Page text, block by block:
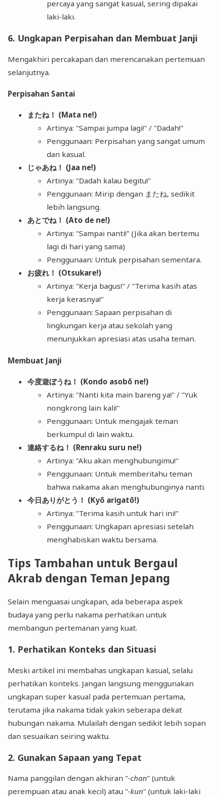
percaya yang sangat kasual, sering dipakai
laki-laki.
6. Ungkapan Perpisahan dan Membuat Janji
Mengakhiri percakapan dan merencanakan pertemuan
selanjutnya.
Perpisahan Santai
またね！ (Mata ne!)
Artinya: "Sampai jumpa lagi!" / "Dadah!"
Penggunaan: Perpisahan yang sangat umum
dan kasual.
じゃあね！ (Jaa ne!)
Artinya: "Dadah kalau begitu!"
Penggunaan: Mirip dengan またね, sedikit
lebih langsung.
あとでね！ (Ato de ne!)
Artinya: "Sampai nanti!" (Jika akan bertemu
lagi di hari yang sama)
Penggunaan: Untuk perpisahan sementara.
お疲れ！ (Otsukare!)
Artinya: "Kerja bagus!" / "Terima kasih atas
kerja kerasnya!"
Penggunaan: Sapaan perpisahan di
lingkungan kerja atau sekolah yang
menunjukkan apresiasi atas usaha teman.
Membuat Janji
今度遊ぼうね！ (Kondo asobō ne!)
Artinya: "Nanti kita main bareng ya!" / "Yuk
nongkrong lain kali!"
Penggunaan: Untuk mengajak teman
berkumpul di lain waktu.
連絡するね！ (Renraku suru ne!)
Artinya: "Aku akan menghubungimu!"
Penggunaan: Untuk memberitahu teman
bahwa nakama akan menghubunginya nanti.
今日ありがとう！ (Kyō arigatō!)
Artinya: "Terima kasih untuk hari ini!"
Penggunaan: Ungkapan apresiasi setelah
menghabiskan waktu bersama.
Tips Tambahan untuk Bergaul
Akrab dengan Teman Jepang
Selain menguasai ungkapan, ada beberapa aspek
budaya yang perlu nakama perhatikan untuk
membangun pertemanan yang kuat.
1. Perhatikan Konteks dan Situasi
Meski artikel ini membahas ungkapan kasual, selalu
perhatikan konteks. Jangan langsung menggunakan
ungkapan super kasual pada pertemuan pertama,
terutama jika nakama tidak yakin seberapa dekat
hubungan nakama. Mulailah dengan sedikit lebih sopan
dan sesuaikan seiring waktu.
2. Gunakan Sapaan yang Tepat
Nama panggilan dengan akhiran "-chan" (untuk
perempuan atau anak kecil) atau "-kun" (untuk laki-laki